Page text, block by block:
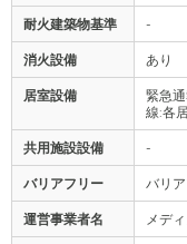
耐火建築物基準 -
消火設備 あり
居室設備
緊急
線:各
共用施設設備 -
バリアフリー バリ
運営事業者名 メデ